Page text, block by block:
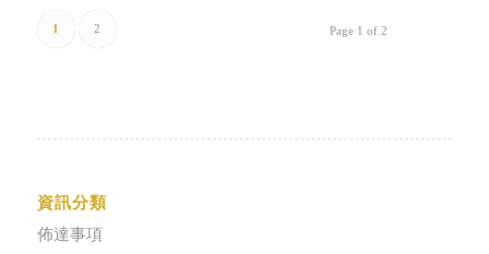
Page 1 of 2
1 2
資訊分類
佈達事項